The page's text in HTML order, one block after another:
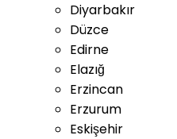
Diyarbakır
Düzce
Edirne
Elazığ
Erzincan
Erzurum
Eskişehir